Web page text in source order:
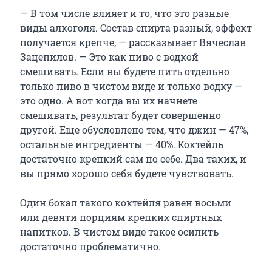
— В том числе влияет и то, что это разные
виды алкоголя. Состав спирта разный, эффект
получается крепче, — рассказывает Вячеслав
Зацепилов. — Это как пиво с водкой
смешивать. Если вы будете пить отдельно
только пиво в чистом виде и только водку —
это одно. А вот когда вы их начнете
смешивать, результат будет совершенно
другой. Еще обусловлено тем, что джин — 47%,
остальные ингредиенты — 40%. Коктейль
достаточно крепкий сам по себе. Два таких, и
вы прямо хорошо себя будете чувствовать.
Один бокал такого коктейля равен восьми
или девяти порциям крепких спиртных
напитков. В чистом виде такое осилить
достаточно проблематично.